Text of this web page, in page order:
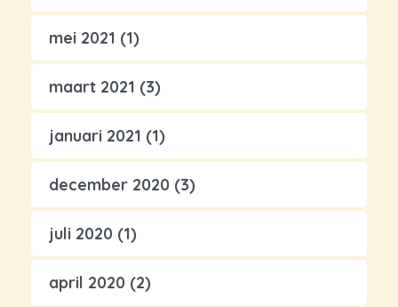
mei 2021 (1)
maart 2021 (3)
januari 2021 (1)
december 2020 (3)
juli 2020 (1)
april 2020 (2)